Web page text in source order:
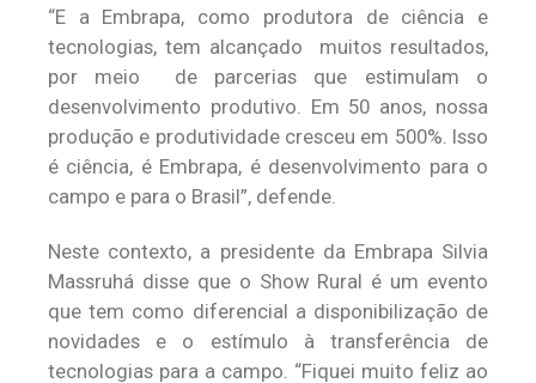
“E a Embrapa, como produtora de ciência e
tecnologias, tem alcançado muitos resultados,
por meio de parcerias que estimulam o
desenvolvimento produtivo. Em 50 anos, nossa
produção e produtividade cresceu em 500%. Isso
é ciência, é Embrapa, é desenvolvimento para o
campo e para o Brasil”, defende.
Neste contexto, a presidente da Embrapa Silvia
Massruhá disse que o Show Rural é um evento
que tem como diferencial a disponibilização de
novidades e o estímulo à transferência de
tecnologias para a campo. “Fiquei muito feliz ao